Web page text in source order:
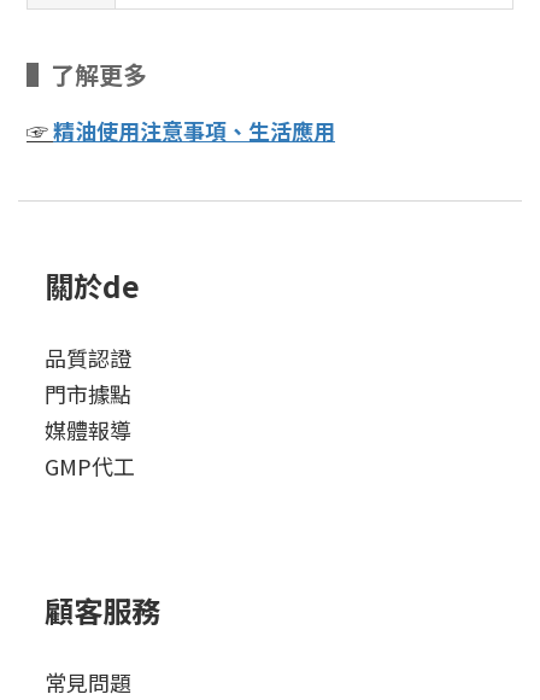
▌了解更多
☞精油使用注意事項、生活應用
關於de
品質認證
門市據點
媒體報導
GMP代工
顧客服務
常見問題